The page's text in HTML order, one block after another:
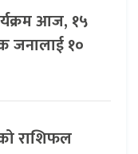
आज, १५
जनालाई १०
राशिफल